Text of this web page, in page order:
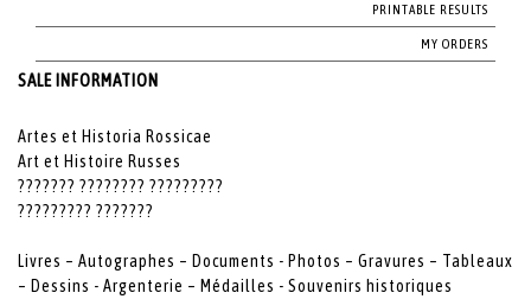
PRINTABLE RESULTS
MY ORDERS
SALE INFORMATION
Artes et Historia Rossicae
Art et Histoire Russes
??????? ???????? ?????????
????????? ???????
Livres – Autographes – Documents - Photos – Gravures – Tableaux
– Dessins - Argenterie – Médailles - Souvenirs historiques